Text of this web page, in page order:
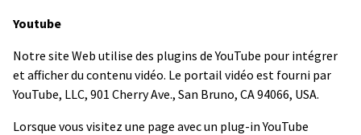
Youtube
Notre site Web utilise des plugins de YouTube pour intégrer
et afficher du contenu vidéo. Le portail vidéo est fourni par
YouTube, LLC, 901 Cherry Ave., San Bruno, CA 94066, USA.
Lorsque vous visitez une page avec un plug-in YouTube